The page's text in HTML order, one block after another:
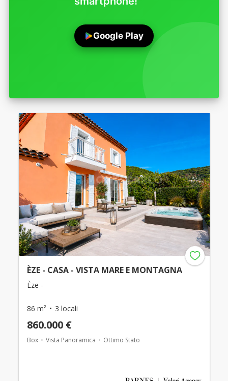
Google Play
ÈZE - CASA - VISTA MARE E MONTAGNA
Èze -
86 m² 3 locali
860.000 €
Box Vista Panoramica Ottimo Stato